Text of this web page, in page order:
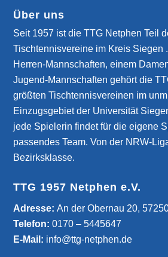
Über uns
Seit 1957 ist die TTG Netphen Teil
Tischtennisvereine im Kreis Siegen
Herren-Mannschaften, einem
Jugend-Mannschaften gehört die
größten Tischtennisvereinen im
Einzugsgebiet der Universität
jede Spielerin findet für die eigene
passendes Team. Von der NRW-
Bezirksklasse.
TTG 1957 Netphen e.V.
­Adresse:An der Obernau 20,
Telefon:0170 – 5445647
E-Mail: info@ttg-netphen.de